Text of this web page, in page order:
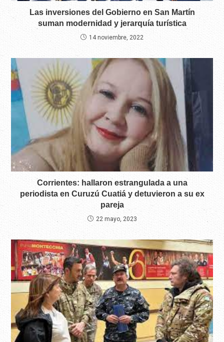
Las inversiones del Gobierno en San Martín
suman modernidad y jerarquía turística
14 noviembre, 2022
Corrientes: hallaron estrangulada a una
periodista en Curuzú Cuatiá y detuvieron a su ex
pareja
22 mayo, 2023